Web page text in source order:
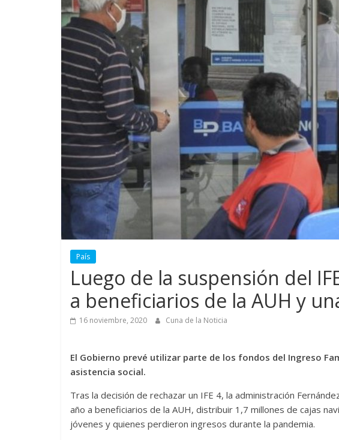
País
Luego de la suspensión del
a beneficiarios de la AUH y
16 noviembre, 2020 Cuna de la Noticia
El Gobierno prevé utilizar parte de los fondos del Ingreso
asistencia social.
Tras la decisión de rechazar un IFE 4, la administración
año a beneficiarios de la AUH, distribuir 1,7 millones de cajas
jóvenes y quienes perdieron ingresos durante la pandemia.